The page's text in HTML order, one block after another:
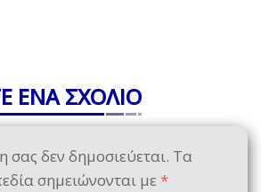
ΕΝΑ ΣΧΟΛΙΟ
σας δεν δημοσιεύεται. Τα
σημειώνονται με *